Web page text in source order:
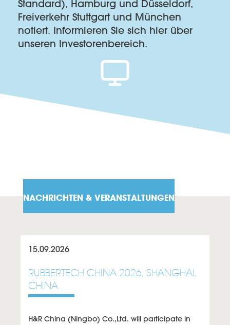
Standard), Hamburg und Düsseldorf,
Freiverkehr Stuttgart und München
notiert. Informieren Sie sich hier über
unseren Investorenbereich.
NACHRICHTEN & VERANSTALTUNGEN
15.09.2026
RUBBERTECH CHINA 2026, SHANGHAI,
CHINA
H&R China (Ningbo) Co.,Ltd. will participate in